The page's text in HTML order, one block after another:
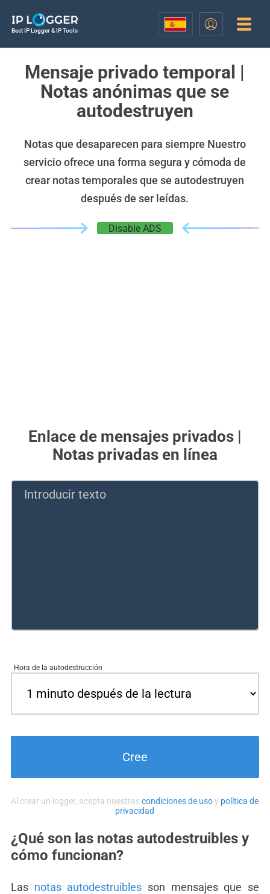
Best IP Logger & IP Tools
Mensaje privado temporal |
Notas anónimas que se
autodestruyen
Notas que desaparecen para siempre Nuestro
servicio ofrece una forma segura y cómoda de
crear notas temporales que se autodestruyen
después de ser leídas.
Disable ADS
Enlace de mensajes privados |
Notas privadas en línea
Cree
Al crear un logger, acepta nuestrascondiciones de usoy política de
privacidad
¿Qué son las notas autodestruibles y
cómo funcionan?
Las notas autodestruibles son mensajes que se